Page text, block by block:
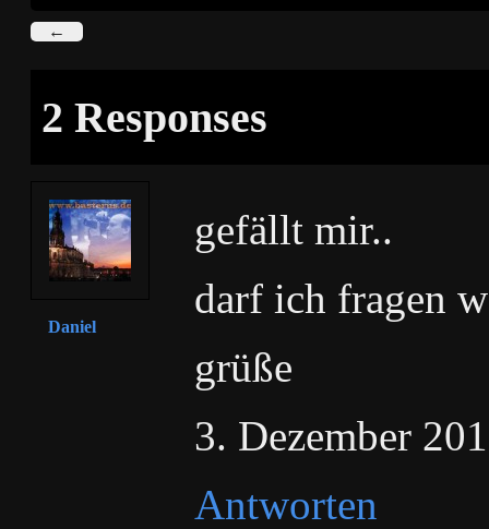
←
2 Responses
Daniel
gefällt mir..
darf ich fragen
grüße
3. Dezember
Antworten